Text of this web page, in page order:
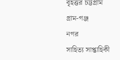
বৃহত্তর চট্টগ্রাম
গ্রাম-গঞ্জ
নগর
সাহিত্য সাপ্তাহিকী